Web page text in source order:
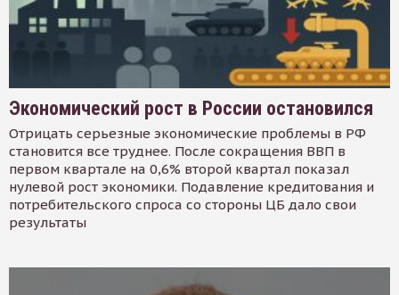
Экономический рост в России остановился
Отрицать серьезные экономические проблемы в РФ
становится все труднее. После сокращения ВВП в
первом квартале на 0,6% второй квартал показал
нулевой рост экономики. Подавление кредитования и
потребительского спроса со стороны ЦБ дало свои
результаты